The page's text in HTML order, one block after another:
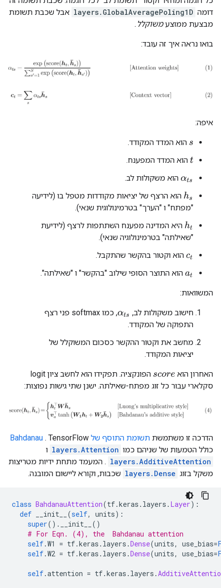
דומה layers.GlobalAveragePoling1D אבל שכבת תשומת
מבצעת ממוצעמשוקלל.
בואו נראה איך זה עובד:
איפה:
s הוא המדד המקודד.
t הוא המדד המפענח.
αts
הוא משקולות לב.
hs
הוא הרצף של יציאות מקודדות מטפל בו (לידיעה
"מפתח" ו "הערך" בטרמינולוגית שנאי).
ht
היא המדינה מפענח השתתפות לרצף (לידיעת
"שאילתה" בטרמינולוגיה שנאי).
ct
הוא וקטור בהקשר שהתקבל.
at הוא התוצר הסופי שילוב "בהקשר" ו "שאילתה".
המשוואות:
חישוב משקולות לב, αts
, כמו softmax פני רצף
התפוקה של המקודד.
מחשב את וקטור ההקשר כסכום המשוקלל של
יציאות המקודד.
האחרון הוא score
הפונקציה. תפקידו הוא לחשב ציון logit
סקלארי עבור כל זוג מפתח-שאילתה. ישנן שתי גישות נפוצות:
הדרכה זו משתמשת תשומת התוסף של Bahdanau . TensorFlow
כולל הטמעות של שניהם כמו layers.Attention ו
layers.AdditiveAttention . המעמד מתחת ידיות מטריצות
משקל בזוג layers.Dense שכבות, וקורא ליישום המובנה.
class BahdanauAttention(tf.keras . layers . Layer):
def __init__ (self, units):
super(). __init__
()
# For Eqn. (4), the  Bahdanau attention
self.W1 = tf.keras . layers .Dense(units, use_bias=
self.W2 = tf.keras . layers .Dense(units, use_bias=
self.attention = tf.keras . layers .